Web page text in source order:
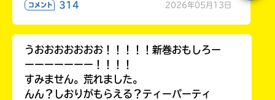
コメント 314 2026年05月13日
うおおおおおおお！！！！！新巻おもしろー
ーーーーーーー！！！！
すみません。荒れました。
んん？しおりがもらえる？ティーパーティ